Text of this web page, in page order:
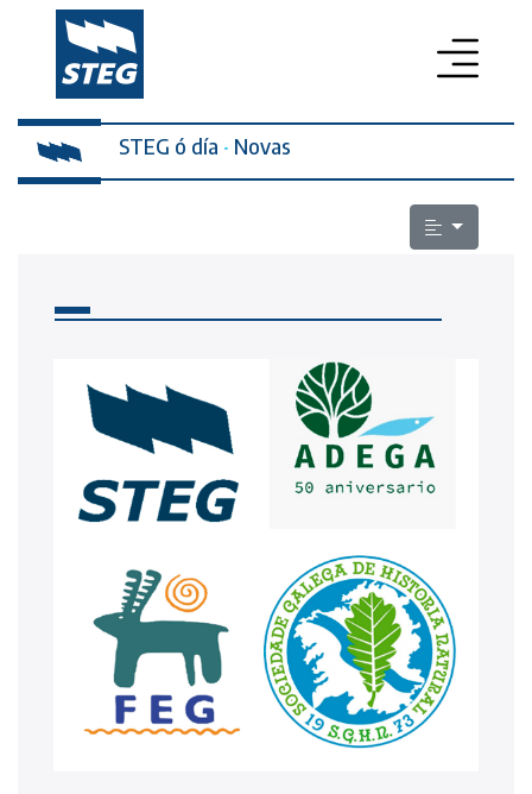
PROFESORADO
LEXISLACIÓN
QUEN SOMOS
CONTACTO
STEG ó día · Novas